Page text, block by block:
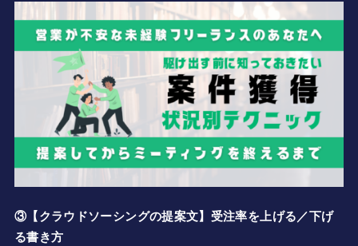
③【クラウドソーシングの提案文】受注率を上げる／下げ
る書き方